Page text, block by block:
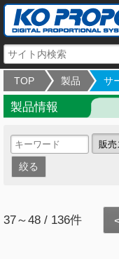
TOP 製品 サ
製品情報
37～48 / 136件